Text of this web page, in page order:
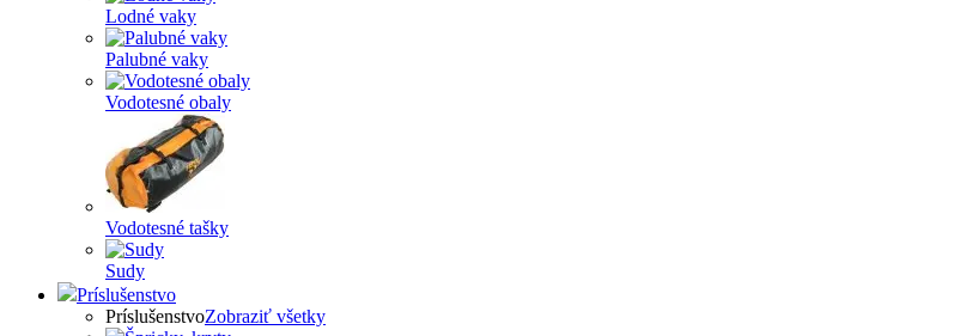
Lodné vaky
Palubné vaky
Vodotesné obaly
Vodotesné tašky
Sudy
Príslušenstvo
PríslušenstvoZobraziť všetky